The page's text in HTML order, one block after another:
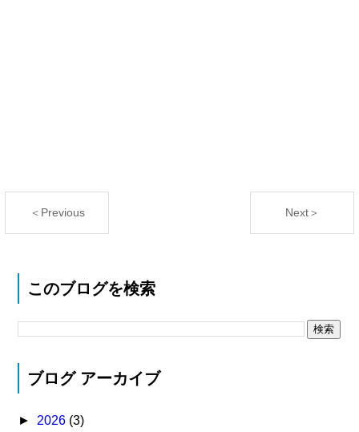
＜Previous Next＞
このブログを検索
ブログ アーカイブ
► 2026 (3)